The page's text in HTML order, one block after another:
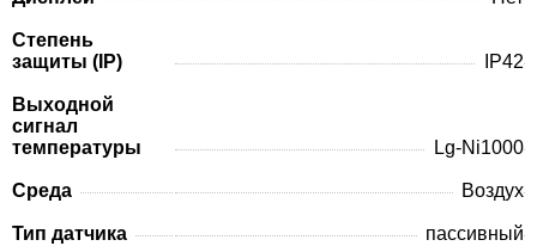
Степень
защиты (IP)
IP42
Выходной
сигнал
температуры
Lg-Ni1000
Среда Воздух
Тип датчика пассивный